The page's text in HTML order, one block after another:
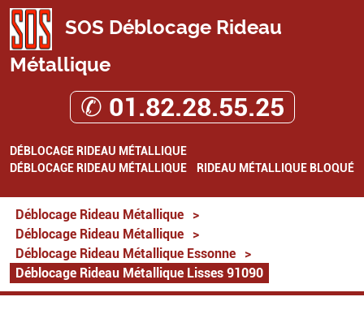
SOS Déblocage Rideau
Métallique
✆ 01.82.28.55.25
DÉBLOCAGE RIDEAU MÉTALLIQUE
DÉBLOCAGE RIDEAU MÉTALLIQUE
RIDEAU MÉTALLIQUE BLOQUÉ
Déblocage Rideau Métallique
>
Déblocage Rideau Métallique
>
Déblocage Rideau Métallique Essonne
>
Déblocage Rideau Métallique Lisses 91090